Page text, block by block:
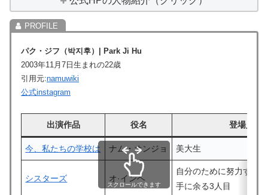
パク・ジフ（박지후）|
Park Ji Hu
2003年11月7日生まれの22歳
引用元:namuwiki
公式instagram
出演作品 役名 登場人物
今、私たちの学校は ナム・オンジョ 美大生
シスターズ オ·インヘ
自分のために努力する2
手に余る3人目
スクロールできます